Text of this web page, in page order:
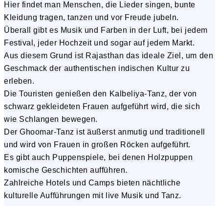
Hier findet man Menschen, die Lieder singen, bunte
Kleidung tragen, tanzen und vor Freude jubeln.
Überall gibt es Musik und Farben in der Luft, bei jedem
Festival, jeder Hochzeit und sogar auf jedem Markt.
Aus diesem Grund ist Rajasthan das ideale Ziel, um den
Geschmack der authentischen indischen Kultur zu
erleben.
Die Touristen genießen den Kalbeliya-Tanz, der von
schwarz gekleideten Frauen aufgeführt wird, die sich
wie Schlangen bewegen.
Der Ghoomar-Tanz ist äußerst anmutig und traditionell
und wird von Frauen in großen Röcken aufgeführt.
Es gibt auch Puppenspiele, bei denen Holzpuppen
komische Geschichten aufführen.
Zahlreiche Hotels und Camps bieten nächtliche
kulturelle Aufführungen mit live Musik und Tanz.